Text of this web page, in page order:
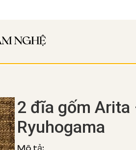
2 đĩa gốm Arita
Ryuhogama